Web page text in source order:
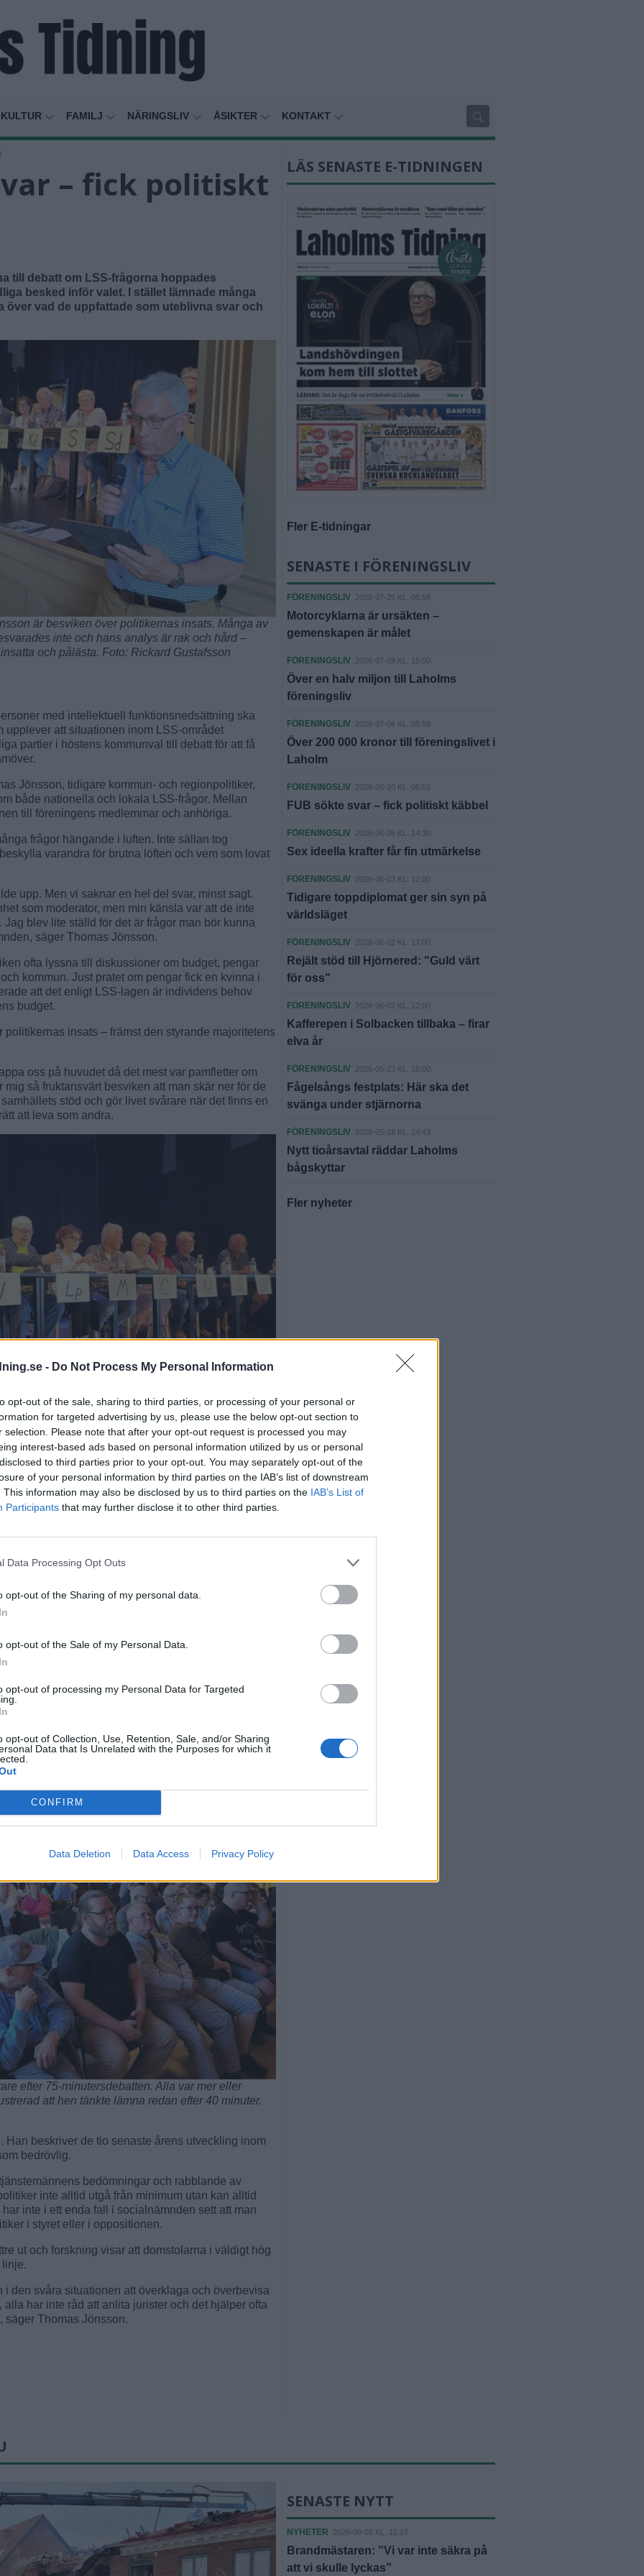
- Do Not Process My Personal Information
opt-out of the sale, sharing to third parties, or processing of your personal or
for targeted advertising by us, please use the below opt-out section to
selection. Please note that after your opt-out request is processed you may
interest-based ads based on personal information utilized by us or personal
to third parties prior to your opt-out. You may separately opt-out of the
of your personal information by third parties on the IAB’s list of downstream
This information may also be disclosed by us to third parties on the IAB’s List of
Participants that may further disclose it to other third parties.
Data Processing Opt Outs
opt-out of the Sharing of my personal data.
opt-out of the Sale of my Personal Data.
opt-out of processing my Personal Data for Targeted
opt-out of Collection, Use, Retention, Sale, and/or Sharing
Data that Is Unrelated with the Purposes for which it
CONFIRM
Data Deletion Data Access Privacy Policy
KULTUR FAMILJ NÄRINGSLIV ÅSIKTER KONTAKT
– fick politiskt
till debatt om LSS-frågorna hoppades
besked inför valet. I stället lämnade många
över vad de uppfattade som uteblivna svar och
är besviken över politikernas insats. Många av
inte och hans analys är rak och hård –
och pålästa. Foto: Rickard Gustafsson
med intellektuell funktionsnedsättning ska
upplever att situationen inom LSS-området
partier i höstens kommunval till debatt för att få
Jönsson, tidigare kommun- och regionpolitiker,
både nationella och lokala LSS-frågor. Mellan
till föreningens medlemmar och anhöriga.
frågor hängande i luften. Inte sällan tog
varandra för brutna löften och vem som lovat
upp. Men vi saknar en hel del svar, minst sagt.
som moderator, men min känsla var att de inte
blev lite ställd för det är frågor man bör kunna
säger Thomas Jönsson.
ofta lyssna till diskussioner om budget, pengar
kommun. Just pratet om pengar fick en kvinna i
att det enligt LSS-lagen är individens behov
budget.
politikernas insats – främst den styrande majoritetens
oss på huvudet då det mest var pamfletter om
så fruktansvärt besviken att man skär ner för de
stöd och gör livet svårare när det finns en
att leva som andra.
i höstens kommunval hade tackat ja till FUB:s
var att samtliga sade sig vilja göra mer och bättre.
vänster och höger, uttryckte att enda sättet att
förtroendet är att skjuta till mer pengar till
man sa inför förra valet. Vi kommer inte att ge oss
var de står. Partierna skriver fina saker i
utifrån dem mellan valen också, säger Thomas
politikernas svar.
bara sämre och sämre. Ni sparkar på oss som
för att ni inte gör mer för oss som har ett
att bli handikappade, sa en man i 50-årsåldern.
över att de inte fått de besked de hoppats
så här.
överhuvudtaget. Det är samma visa hela tiden,
tjänstemännen och staten.
efter 75-minutersdebatten. Alla var mer eller
att hen tänkte lämna redan efter 40 minuter.
Han beskriver de tio senaste årens utveckling inom
bedrövlig.
bedömningar och rabblande av
inte alltid utgå från minimum utan kan alltid
inte i ett enda fall i socialnämnden sett att man
i styret eller i oppositionen.
ut och forskning visar att domstolarna i väldigt hög
linje.
den svåra situationen att överklaga och överbevisa
alla har inte råd att anlita jurister och det hjälper ofta
säger Thomas Jönsson.
LÄS SENASTE E-TIDNINGEN
Fler E-tidningar
SENASTE I FÖRENINGSLIV
FÖRENINGSLIV 2026-07-25 KL. 05:58
Motorcyklarna är ursäkten –
gemenskapen är målet
FÖRENINGSLIV 2026-07-09 KL. 15:00
Över en halv miljon till Laholms
föreningsliv
FÖRENINGSLIV 2026-07-06 KL. 05:58
Över 200 000 kronor till föreningslivet i
Laholm
FÖRENINGSLIV 2026-06-10 KL. 06:02
FUB sökte svar – fick politiskt käbbel
FÖRENINGSLIV 2026-06-05 KL. 14:30
Sex ideella krafter får fin utmärkelse
FÖRENINGSLIV 2026-06-03 KL. 12:00
Tidigare toppdiplomat ger sin syn på
världsläget
FÖRENINGSLIV 2026-06-02 KL. 17:00
Rejält stöd till Hjörnered: "Guld värt
för oss"
FÖRENINGSLIV 2026-06-02 KL. 12:00
Kafferepen i Solbacken tillbaka – firar
elva år
FÖRENINGSLIV 2026-05-23 KL. 16:00
Fågelsångs festplats: Här ska det
svänga under stjärnorna
FÖRENINGSLIV 2026-05-18 KL. 14:43
Nytt tioårsavtal räddar Laholms
bågskyttar
Fler nyheter
SENASTE NYTT
NYHETER 2026-08-05 KL. 12:27
Brandmästaren: ”Vi var inte säkra på
att vi skulle lyckas”